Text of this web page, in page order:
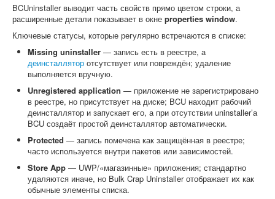
BCUninstaller выводит часть свойств прямо цветом строки, а
расширенные детали показывает в окне properties window.
Ключевые статусы, которые регулярно встречаются в списке:
Missing uninstaller — запись есть в реестре, а
деинсталлятор отсутствует или повреждён; удаление
выполняется вручную.
Unregistered application — приложение не зарегистрировано
в реестре, но присутствует на диске; BCU находит рабочий
деинсталлятор и запускает его, а при отсутствии uninstaller’а
BCU создаёт простой деинсталлятор автоматически.
Protected — запись помечена как защищённая в реестре;
часто используется внутри пакетов или зависимостей.
Store App — UWP/«магазинные» приложения; стандартно
удаляются иначе, но Bulk Crap Uninstaller отображает их как
обычные элементы списка.